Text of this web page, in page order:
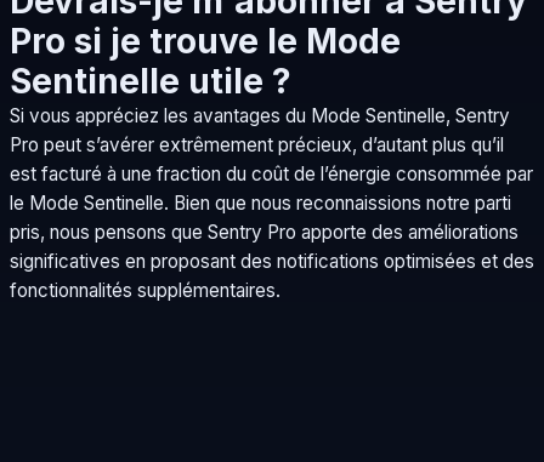
Pro si je trouve le Mode
Sentinelle utile ?
Si vous appréciez les avantages du Mode Sentinelle, Sentry
Pro peut s’avérer extrêmement précieux, d’autant plus qu’il
est facturé à une fraction du coût de l’énergie consommée par
le Mode Sentinelle. Bien que nous reconnaissions notre parti
pris, nous pensons que Sentry Pro apporte des améliorations
significatives en proposant des notifications optimisées et des
fonctionnalités supplémentaires.